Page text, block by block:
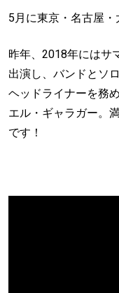
5月に東京・名古屋・
昨年、2018年にはサ
出演し、バンドとソ
ヘッドライナーを務
エル・ギャラガー。
です！